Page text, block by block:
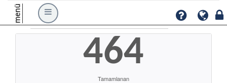
menü
464
Tamamlanan